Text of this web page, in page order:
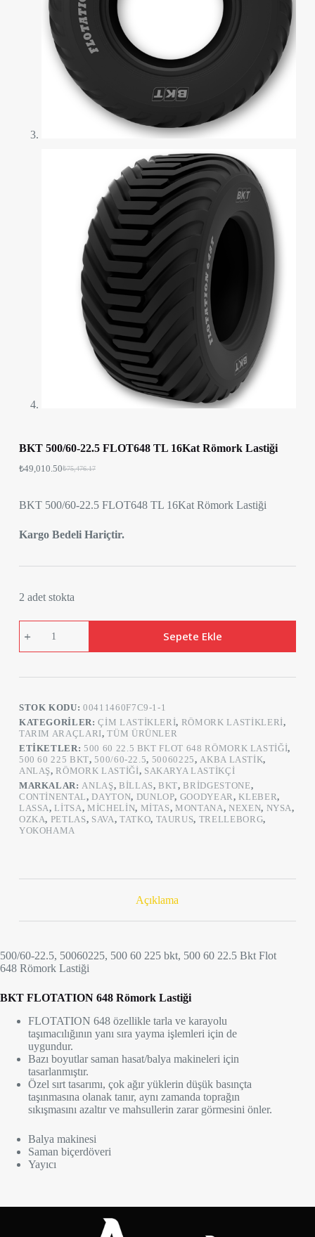
BKT 500/60-22.5 FLOT648 TL 16Kat Römork Lastiği
₺75,476.17
₺49,010.50
BKT 500/60-22.5 FLOT648 TL 16Kat Römork Lastiği
Kargo Bedeli Hariçtir.
2 adet stokta
500/60-
22.5
Lastiği
adet
Sepete Ekle
STOK KODU:00411460F7C9-1-1
KATEGORILER:ÇIM LASTIKLERI, RÖMORK LASTIKLERI,
TARIM ARAÇLARI,TÜM ÜRÜNLER
ETIKETLER:500 60 22.5 BKT FLOT 648 RÖMORK LASTIĞI,
500 60 225 BKT,500/60-22.5, 50060225, AKBA LASTIK,
ANLAŞ,RÖMORK LASTIĞI, SAKARYA LASTIKÇI
MARKALAR: ANLAŞ, BILLAS,BKT,BRIDGESTONE,
CONTINENTAL,DAYTON, DUNLOP, GOODYEAR ,KLEBER,
LASSA,LITSA, MICHELIN, MITAS,MONTANA, NEXEN, NYSA,
OZKA, PETLAS, SAVA, TATKO, TAURUS, TRELLEBORG,
YOKOHAMA
Açıklama
500/60-22.5, 50060225, 500 60 225 bkt, 500 60 22.5 Bkt Flot
648 Römork Lastiği
BKT FLOTATION 648 Römork Lastiği
FLOTATION 648 özellikle tarla ve karayolu
taşımacılığının yanı sıra yayma işlemleri için de
uygundur.
Bazı boyutlar saman hasat/balya makineleri için
tasarlanmıştır.
Özel sırt tasarımı, çok ağır yüklerin düşük basınçta
taşınmasına olanak tanır, aynı zamanda toprağın
sıkışmasını azaltır ve mahsullerin zarar görmesini önler.
Balya makinesi
Saman biçerdöveri
Yayıcı